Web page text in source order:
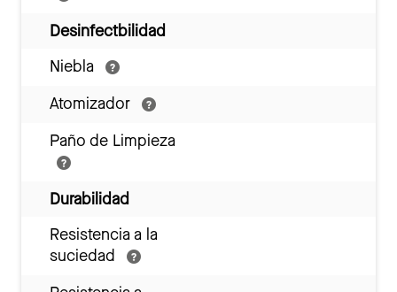
Desinfectbilidad
Niebla
Atomizador
Paño de Limpieza
Durabilidad
Resistencia a la
suciedad